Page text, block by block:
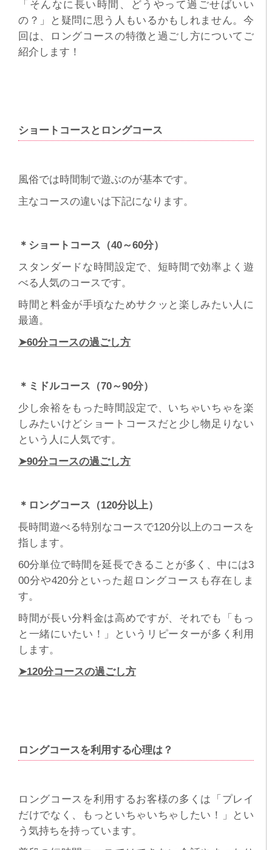
「そんなに長い時間、どうやって過ごせばいい
の？」と疑問に思う人もいるかもしれません。今
回は、ロングコースの特徴と過ごし方についてご
紹介します！
ショートコースとロングコース
風俗では時間制で遊ぶのが基本です。
主なコースの違いは下記になります。
＊ショートコース（40～60分）
スタンダードな時間設定で、短時間で効率よく遊
べる人気のコースです。
時間と料金が手頃なためサクッと楽しみたい人に
最適。
➤60分コースの過ごし方
＊ミドルコース（70～90分）
少し余裕をもった時間設定で、いちゃいちゃを楽
しみたいけどショートコースだと少し物足りない
という人に人気です。
➤90分コースの過ごし方
＊ロングコース（120分以上）
長時間遊べる特別なコースで120分以上のコースを
指します。
60分単位で時間を延長できることが多く、中には3
00分や420分といった超ロングコースも存在しま
す。
時間が長い分料金は高めですが、それでも「もっ
と一緒にいたい！」というリピーターが多く利用
します。
➤120分コースの過ごし方
ロングコースを利用する心理は？
ロングコースを利用するお客様の多くは「プレイ
だけでなく、もっといちゃいちゃしたい！」とい
う気持ちを持っています。